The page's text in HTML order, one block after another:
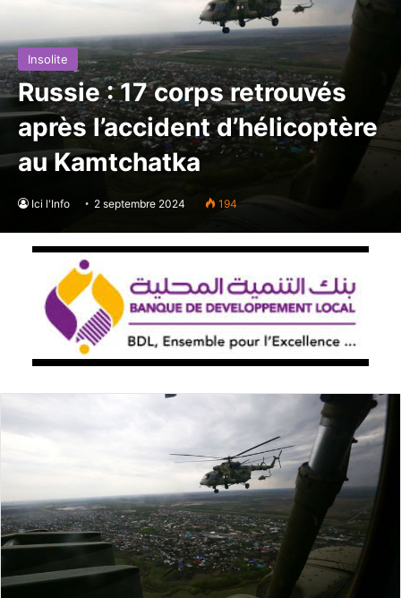
Insolite
Russie : 17 corps retrouvés
après l’accident d’hélicoptère
au Kamtchatka
Ici l'Info 2 septembre 2024 194